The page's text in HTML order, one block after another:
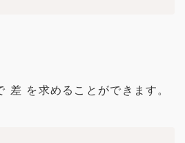
差 を求めることができます。